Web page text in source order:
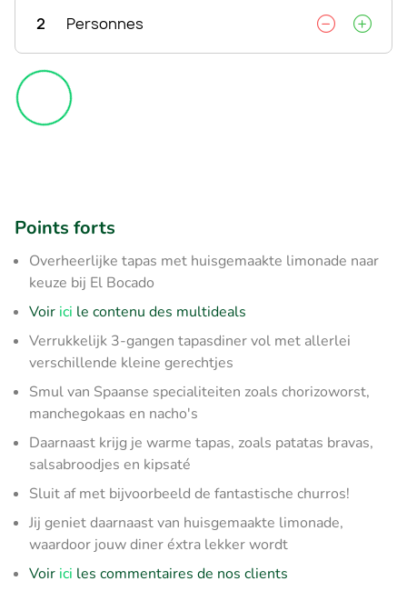
2 Personnes
Points forts
Overheerlijke tapas met huisgemaakte limonade naar
keuze bij El Bocado
Voir ici le contenu des multideals
Verrukkelijk 3-gangen tapasdiner vol met allerlei
verschillende kleine gerechtjes
Smul van Spaanse specialiteiten zoals chorizoworst,
manchegokaas en nacho's
Daarnaast krijg je warme tapas, zoals patatas bravas,
salsabroodjes en kipsaté
Sluit af met bijvoorbeeld de fantastische churros!
Jij geniet daarnaast van huisgemaakte limonade,
waardoor jouw diner éxtra lekker wordt
Voir ici les commentaires de nos clients